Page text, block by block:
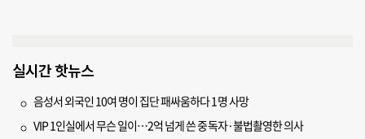
실시간 핫뉴스
음성서 외국인 10여 명이 집단 패싸움하다 1명 사망
VIP 1인실에서 무슨 일이…2억 넘게 쓴 중독자·불법촬영한 의사